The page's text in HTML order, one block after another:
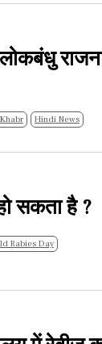
Hindi News
सकता है ?
Rabies Day